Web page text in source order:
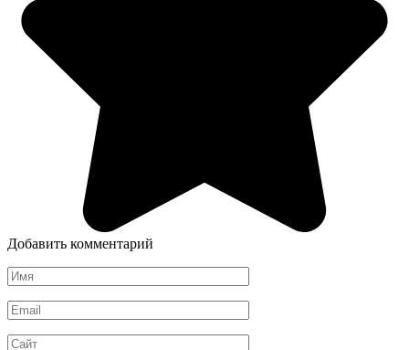
Добавить комментарий
Имя
*
Email
*
Сайт